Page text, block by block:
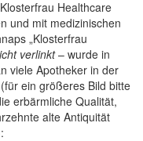
Healthcare
und mit medizinischen
„Klosterfrau
verlinkt– wurde in
viele Apotheker in der
ein größeres Bild bitte
erbärmliche Qualität,
alte Antiquität